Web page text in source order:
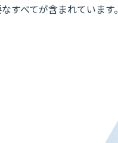
すべてが含まれています。